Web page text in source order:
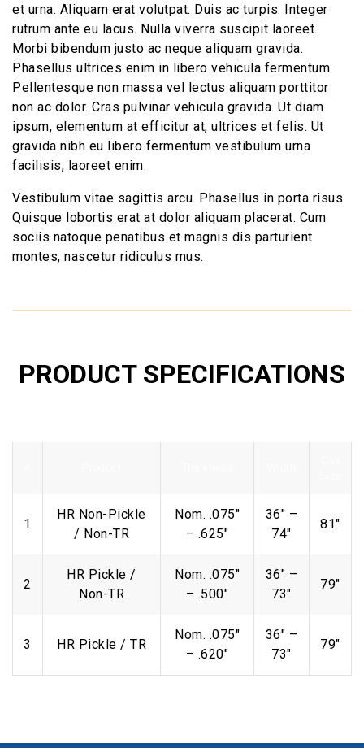
et urna. Aliquam erat volutpat. Duis ac turpis. Integer
rutrum ante eu lacus. Nulla viverra suscipit laoreet.
Morbi bibendum justo ac neque aliquam gravida.
Phasellus ultrices enim in libero vehicula fermentum.
Pellentesque non massa vel lectus aliquam porttitor
non ac dolor. Cras pulvinar vehicula gravida. Ut diam
ipsum, elementum at efficitur at, ultrices et felis. Ut
gravida nibh eu libero fermentum vestibulum urna
facilisis, laoreet enim.
Vestibulum vitae sagittis arcu. Phasellus in porta risus.
Quisque lobortis erat at dolor aliquam placerat. Cum
sociis natoque penatibus et magnis dis parturient
montes, nascetur ridiculus mus.
PRODUCT SPECIFICATIONS
1
HR Non-Pickle
/ Non-TR
Nom. .075″
– .625″
36″ –
74″
81″
2
HR Pickle /
Non-TR
Nom. .075″
– .500″
36″ –
73″
79″
3 HR Pickle / TR
Nom. .075″
– .620″
36″ –
73″
79″